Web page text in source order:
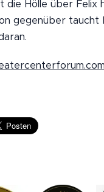
die Hölle über Felix
gegenüber